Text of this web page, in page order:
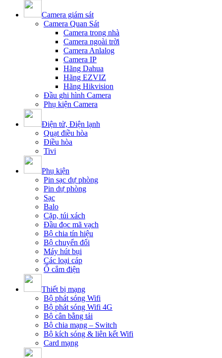
Camera giám sát
Camera Quan Sát
Camera trong nhà
Camera ngoài trời
Camera Anlalog
Camera IP
Hãng Dahua
Hãng EZVIZ
Hãng Hikvision
Đầu ghi hình Camera
Phụ kiện Camera
Điện tử, Điện lạnh
Quạt điều hòa
Điều hòa
Tivi
Phụ kiện
Pin sạc dự phòng
Pin dự phòng
Sạc
Balo
Cặp, túi xách
Đầu đọc mã vạch
Bộ chia tín hiệu
Bộ chuyển đổi
Máy hút bụi
Các loại cáp
Ổ cắm điện
Thiết bị mạng
Bộ phát sóng Wifi
Bộ phát sóng Wifi 4G
Bộ cân bằng tải
Bộ chia mạng – Switch
Bộ kích sóng & liên kết Wifi
Card mạng